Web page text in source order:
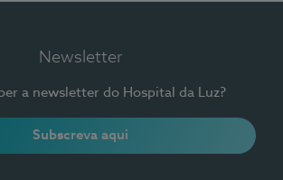
Newsletter
a newsletter do Hospital da Luz?
Subscreva aqui